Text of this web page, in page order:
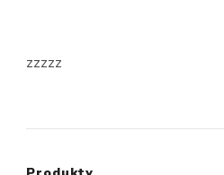
zzzzz